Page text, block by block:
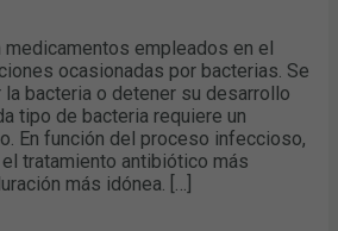
empleados en el
ocasionadas por bacterias. Se
la bacteria o detener su desarrollo
tipo de bacteria requiere un
En función del proceso infeccioso,
tratamiento antibiótico más
más idónea. […]